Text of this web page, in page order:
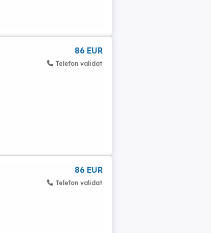
86 EUR
Telefon validat
86 EUR
Telefon validat